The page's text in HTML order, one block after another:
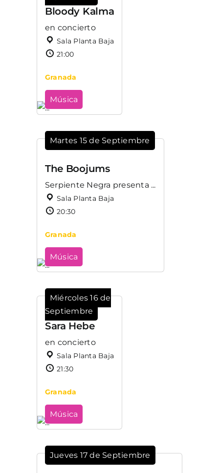
Bloody Kalma
en concierto
Sala Planta Baja
21:00
Granada
Música
Martes 15 de Septiembre
The Boojums
Serpiente Negra presenta ...
Sala Planta Baja
20:30
Granada
Música
Miércoles 16 de
Septiembre
Sara Hebe
en concierto
Sala Planta Baja
21:30
Granada
Música
Jueves 17 de Septiembre